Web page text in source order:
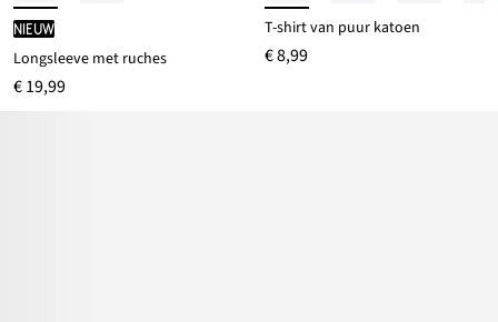
Nieuw
Longsleeve met ruches
€ 19,99
T-shirt van puur katoen
€ 8,99